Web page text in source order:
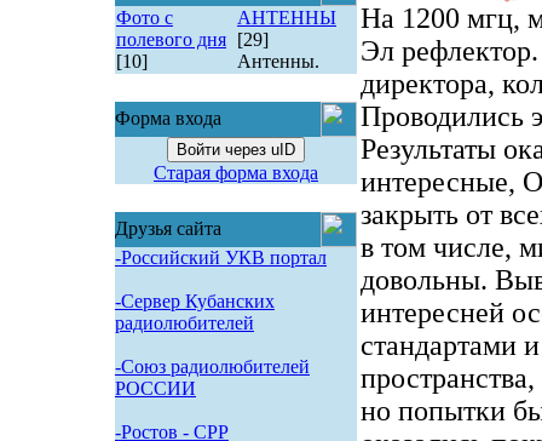
Фото с
полевого дня
[10]
АНТЕННЫ
[29]
Антенны.
Форма входа
Войти через uID
Старая форма входа
Друзья сайта
-Российский УКВ портал
-Сервер Кубанских
радиолюбителей
-Союз радиолюбителей
РОССИИ
-Pостов - CPP
На 1200 мгц,
Эл
директора,
Проводились
Результаты
интересные,
закрыть от
в том числе,
довольны.
интересней
стандартами
но попытки